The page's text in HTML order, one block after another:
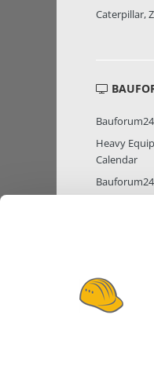
Caterpillar,
Heavy
Calendar